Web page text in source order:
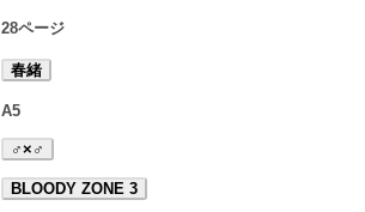
28ページ
春緒
A5
♂×♂
BLOODY ZONE 3